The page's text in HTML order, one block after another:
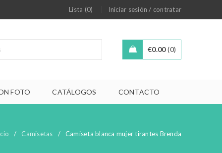
Lista (0) Iniciar sesión / contratar
0.00
€ 0
FOTO CATÁLOGOS CONTACTO
/ Camisetas / Camiseta blanca mujer tirantes Brenda